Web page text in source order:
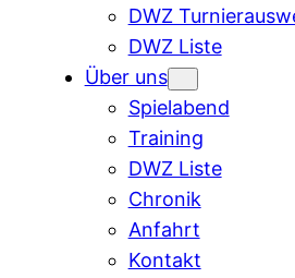
DWZ
DWZ Liste
Über uns
Spielabend
Training
DWZ Liste
Chronik
Anfahrt
Kontakt